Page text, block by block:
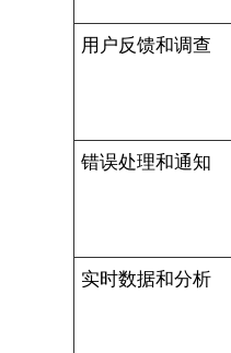
用户反馈和调查
错误处理和通知
实时数据和分析